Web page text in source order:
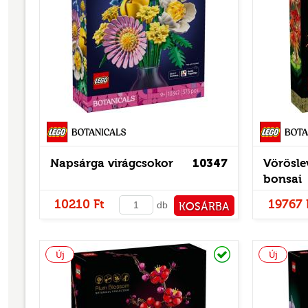
10347
Napsárga virágcsokor
10210 Ft db KOSÁRBA
bonsai
19767
Új Új